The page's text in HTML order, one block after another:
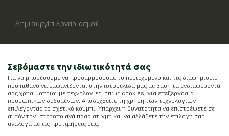
Δημιουργία λογαριασμού
Σεβόμαστε την ιδιωτικότητά σας
Για να μπορέσουμε να προσαρμόσουμε το περιεχόμενο και τις διαφημίσεις
που πιθανό να εμφανίζονται στην ιστοσελίδα μας με βάση τα ενδιαφέροντά
σας χρησιμοποιούμε τεχνολογίες, όπως cookies, για επεξεργασία
προσωπικών δεδομένων. Αποδεχθείτε τη χρήση των τεχνολογιών
επιλέγοντας το σχετικό κουμπί. Υπάρχει η δυνατότητα να επιστρέψετε σε
αυτόν τον ιστότοπο ανά πάσα στιγμή και να αλλάξετε την επιλογή σας
ανάλογα με τις προτιμήσεις σας.